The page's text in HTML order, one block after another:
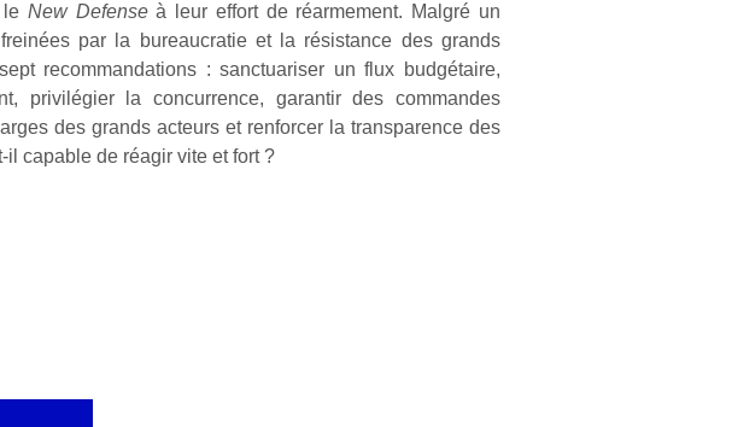
le New Defenseà leur effort de réarmement. Malgré un
par la bureaucratie et la résistance des grands
recommandations : sanctuariser un flux budgétaire,
privilégier la concurrence, garantir des commandes
des grands acteurs et renforcer la transparence des
il capable de réagir vite et fort ?